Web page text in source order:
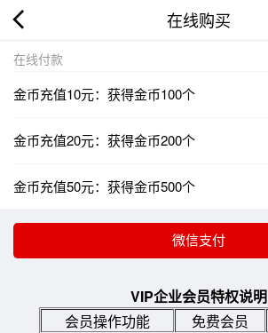
在线购买
在线付款
金币充值10元：获得金币100个
金币充值20元：获得金币200个
金币充值50元：获得金币500个
VIP企业会员特权说明
会员操作功能
免费会员